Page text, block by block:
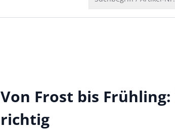
Von Frost bis
richtig